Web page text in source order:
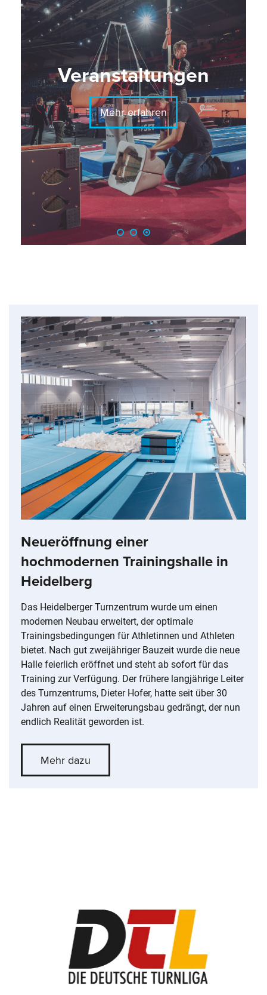
Veranstaltungen
Mehr erfahren
Neueröffnung einer
hochmodernen Trainingshalle in
Heidelberg
Das Heidelberger Turnzentrum wurde um einen
modernen Neubau erweitert, der optimale
Trainingsbedingungen für Athletinnen und Athleten
bietet. Nach gut zweijähriger Bauzeit wurde die neue
Halle feierlich eröffnet und steht ab sofort für das
Training zur Verfügung. Der frühere langjährige Leiter
des Turnzentrums, Dieter Hofer, hatte seit über 30
Jahren auf einen Erweiterungsbau gedrängt, der nun
endlich Realität geworden ist.
Mehr dazu